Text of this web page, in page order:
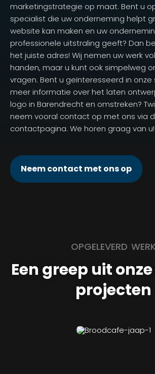
marketingstrategie op maat. Bent u
specialist die uw onderneming helpt
website kan maken en uw
professionele uitstraling geeft? Dan
het juiste adres! Wij nemen uw werk
handen, maar u kunt ook simpelweg
vragen. Bent u geïnteresseerd in onze
meer informatie over het laten
logo in Barendrecht en omstreken?
neem vooral contact op met ons via
contactpagina. We horen graag van u!
Neem contact met ons op
OPGELEVERD WERK
Een greep uit
projecten